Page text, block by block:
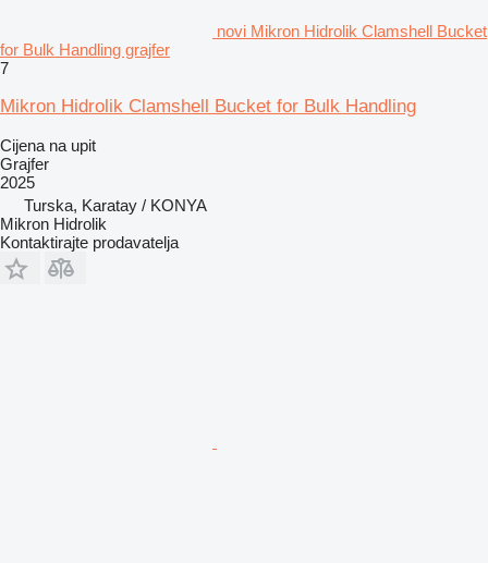
novi Mikron Hidrolik Clamshell Bucket
for Bulk Handling grajfer
7
Mikron Hidrolik Clamshell Bucket for Bulk Handling
Cijena na upit
Grajfer
2025
Turska, Karatay / KONYA
Mikron Hidrolik
Kontaktirajte prodavatelja